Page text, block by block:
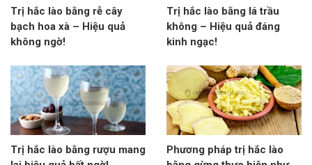
Trị hắc lào bằng rễ cây
bạch hoa xà – Hiệu quả
không ngờ!
Trị hắc lào bằng lá trầu
không – Hiệu quả đáng
kinh ngạc!
Trị hắc lào bằng rượu mang
Phương pháp trị hắc lào